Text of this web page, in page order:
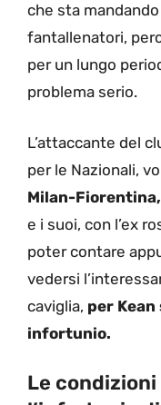
che sta
fantallenatori,
per un lungo
problema serio.
L’attaccante del
per le Nazionali,
Milan-
e i suoi, con l’ex
poter contare
vedersi
caviglia, per
infortunio.
Le